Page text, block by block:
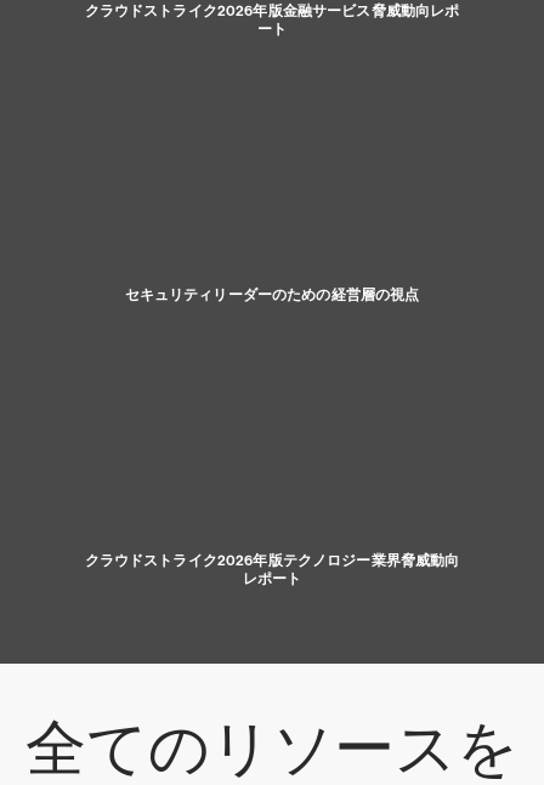
クラウドストライク2026年版金融サービス脅威動向レポ
ート
セキュリティリーダーのための経営層の視点
クラウドストライク2026年版テクノロジー業界脅威動向
レポート
全てのリソースを